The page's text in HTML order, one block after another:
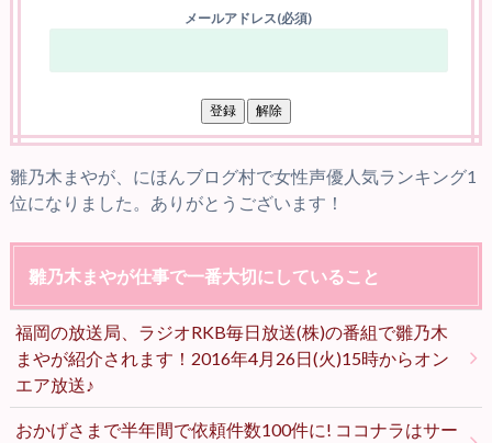
メールアドレス(必須)
雛乃木まやが、にほんブログ村で女性声優人気ランキング1
位になりました。ありがとうございます！
雛乃木まやが仕事で一番大切にしていること
福岡の放送局、ラジオRKB毎日放送(株)の番組で雛乃木
まやが紹介されます！2016年4月26日(火)15時からオン
エア放送♪
おかげさまで半年間で依頼件数100件に! ココナラはサー